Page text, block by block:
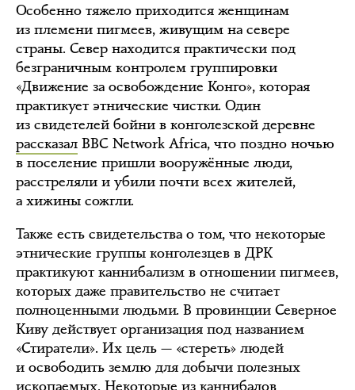
Особенно тяжело приходится женщинам
из племени пигмеев, живущим на севере
страны. Север находится практически под
безграничным контролем группировки
«Движение за освобождение Конго», которая
практикует этнические чистки. Один
из свидетелей бойни в конголезской деревне
рассказал BBC Network Africa, что поздно ночью
в поселение пришли вооружённые люди,
расстреляли и убили почти всех жителей,
а хижины сожгли.
Также есть свидетельства о том, что некоторые
этнические группы конголезцев в ДРК
практикуют каннибализм в отношении пигмеев,
которых даже правительство не считает
полноценными людьми. В провинции Северное
Киву действует организация под названием
«Стиратели». Их цель — «стереть» людей
и освободить землю для добычи полезных
ископаемых. Некоторые из каннибалов